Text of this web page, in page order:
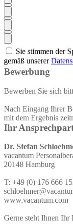
Sie stimmen der
gemäß unserer
Bewerbung
Bewerben Sie sich
Nach Eingang Ihrer
mit dem Ergebnis
Ihr
Dr. Stefan
vacantum
20148 Hamburg
T: +49 (0) 176 666
www.vacantum.com
Gerne steht Ihnen Ihr